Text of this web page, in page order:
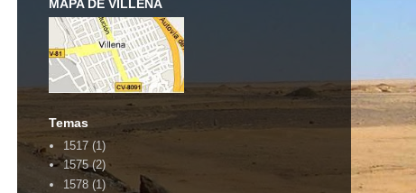
MAPA DE VILLENA
Temas
1517 (1)
1575 (2)
1578 (1)